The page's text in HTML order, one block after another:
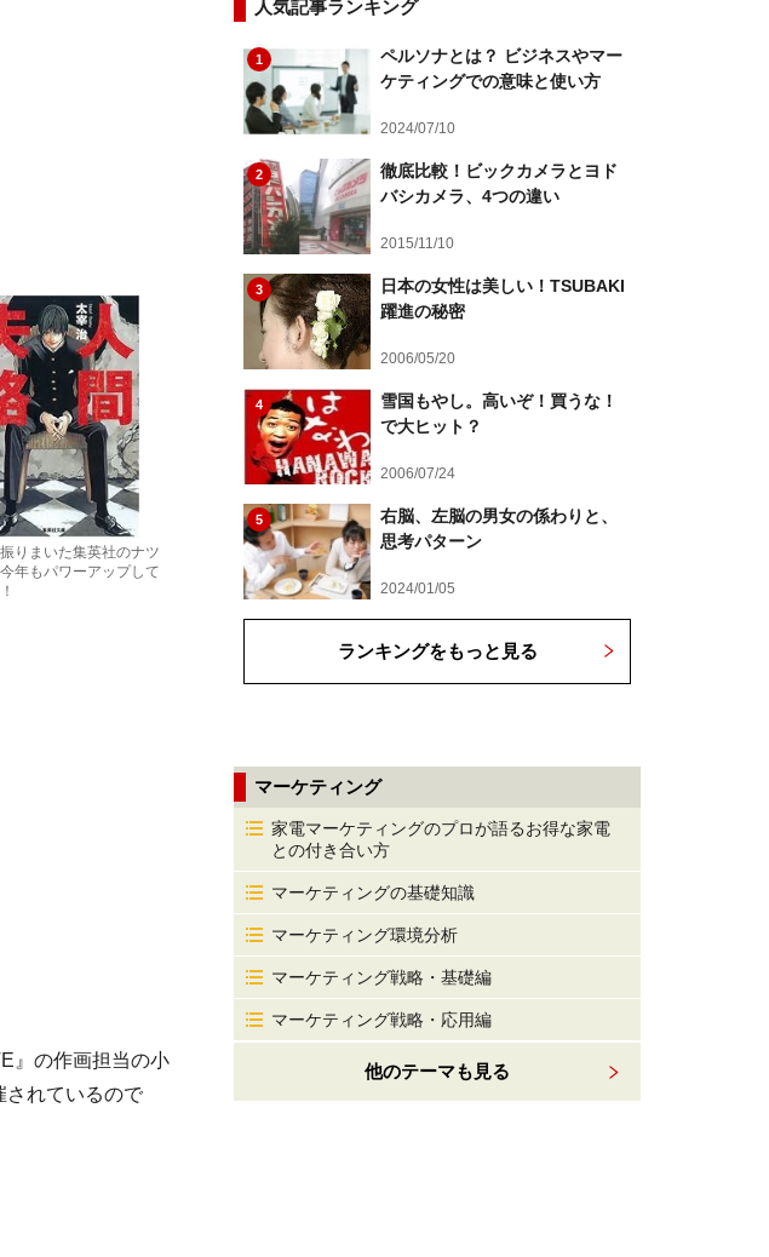
りまいた集英社のナツ
年もパワーアップして
』の作画担当の小
されているので
人気記事ランキング
1
ペルソナとは？ ビジネスやマー
ケティングでの意味と使い方
2024/07/10
2
徹底比較！ビックカメラとヨド
バシカメラ、4つの違い
2015/11/10
3
日本の女性は美しい！TSUBAKI
躍進の秘密
2006/05/20
4
雪国もやし。高いぞ！買うな！
で大ヒット？
2006/07/24
5
右脳、左脳の男女の係わりと、
思考パターン
2024/01/05
ランキングをもっと見る
マーケティング
家電マーケティングのプロが語るお得な家電
との付き合い方
マーケティングの基礎知識
マーケティング環境分析
マーケティング戦略・基礎編
マーケティング戦略・応用編
他のテーマも見る